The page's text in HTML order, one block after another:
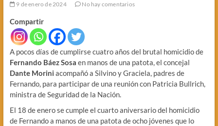
9 de enero de 2024 No hay comentarios
Compartir
A pocos días de cumplirse cuatro años del brutal homicidio de
Fernando Báez Sosa en manos de una patota, el concejal
Dante Morini acompañó a Silvino y Graciela, padres de
Fernando, para participar de una reunión con Patricia Bullrich,
ministra de Seguridad de la Nación.
El 18 de enero se cumple el cuarto aniversario del homicidio
de Fernando a manos de una patota de ocho jóvenes que lo